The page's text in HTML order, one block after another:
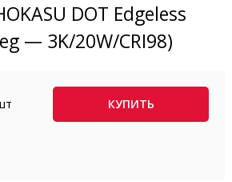
DOT Edgeless
— 3K/20W/CRI98)
КУПИТЬ